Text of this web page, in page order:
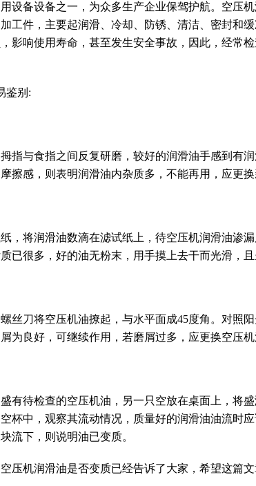
设备设备之一，为众多生产企业保驾护航。空压
工件，主要起润滑、冷却、防锈、清洁、密封和
影响使用寿命，甚至发生安全事故，因此，经常
鉴别:
指与食指之间反复研磨，较好的润滑油手感到有
擦感，则表明润滑油内杂质多，不能再用，应更换
，将润滑油数滴在滤试纸上，待空压机润滑油渗
已很多，好的油无粉末，用手摸上去干而光滑，且
丝刀将空压机油撩起，与水平面成45度角。对照
为良好，可继续作用，若磨屑过多，应更换空压机
有待检查的空压机油，另一只空放在桌面上，将
杯中，观察其流动情况，质量好的润滑油油流时
流下，则说明油已变质。
压机润滑油是否变质已经告诉了大家，希望这篇文